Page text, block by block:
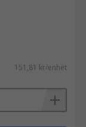
151,81 kr/enhet